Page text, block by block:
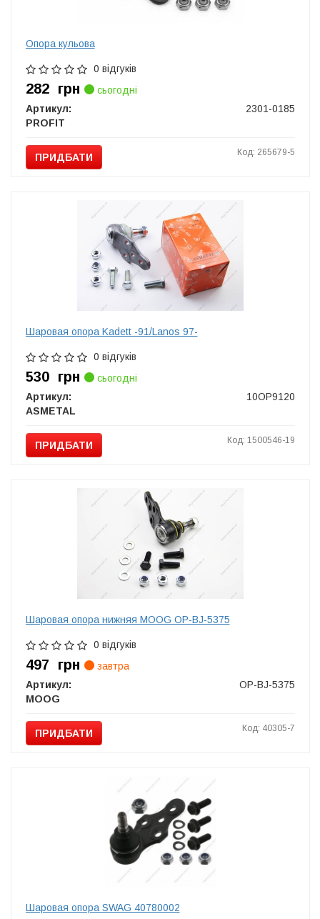
Опора кульова
0 відгуків
282 грн
сьогодні
Артикул:
2301-0185
PROFIT
ПРИДБАТИ Код: 265679-5
Шаровая опора Kadett -91/Lanos 97-
0 відгуків
530 грн
сьогодні
Артикул:
10OP9120
ASMETAL
ПРИДБАТИ Код: 1500546-19
Шаровая опора нижняя MOOG OP-BJ-5375
0 відгуків
497 грн
завтра
Артикул:
OP-BJ-5375
MOOG
ПРИДБАТИ Код: 40305-7
Шаровая опора SWAG 40780002